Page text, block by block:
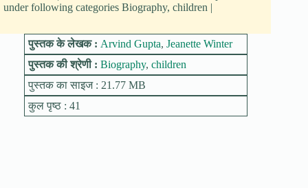
under following categories Biography, children |
पुस्तक के लेखक : Arvind Gupta, Jeanette Winter
पुस्तक की श्रेणी : Biography, children
पुस्तक का साइज : 21.77 MB
कुल पृष्ठ : 41